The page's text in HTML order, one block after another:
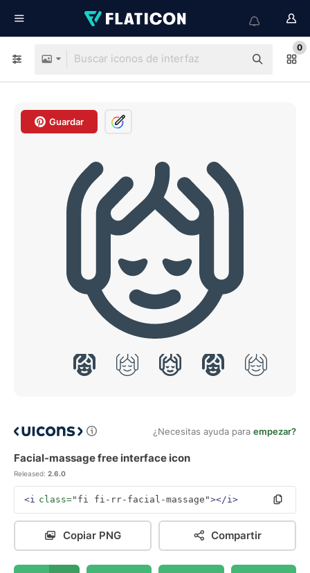
0
Guardar
¿Necesitas ayuda para empezar?
Facial-massage free interface icon
Released: 2.6.0
<i class="fi fi-rr-facial-massage"></i>
Copiar PNG Compartir